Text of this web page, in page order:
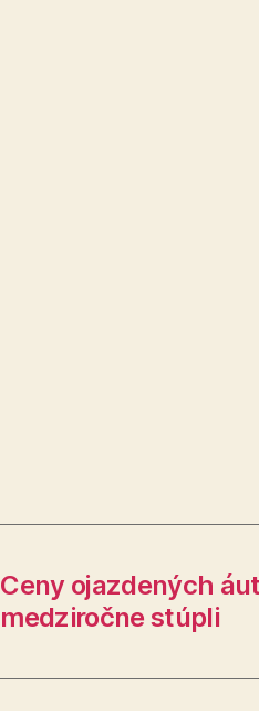
Ceny ojazdených
medziročne stúpli